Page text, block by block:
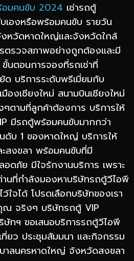
อมคนขับ 2024 เช่ารถตู้
เองหรือพร้อมคนขับ รายวัน
หวัดหาดใหญ่และจังหวัดใกล้
ตรวจสภาพอย่างถูกต้องและมี
นตอนการจองที่รถเช่าที่
ด บริการระดับพรีเมี่ยมกับ
องเชียงใหม่ สนามบินเชียงใหม่
ตามที่ลูกค้าต้องการ บริการให้
มีรถตู้พร้อมคนขับมากกว่า
บ 1 ของหาดใหญ่ บริการให้
ะสงขลา พร้อมคนขับที่มี
ดภัย มีใจรักงานบริการ เพราะ
ที่กำลังมองหาบริษัทรถตู้วีไอพี
ใจได้ โปรดเลือกบริษัทของเรา
ณ จริงๆ บริษัทรถตู้ VIP
ทฯ ขอเสนอบริการรถตู้วีไอพี
ยว ประชุมสัมมนา และกิจกรรม
าลนครหาดใหญ่ จังหวัดสงขลา